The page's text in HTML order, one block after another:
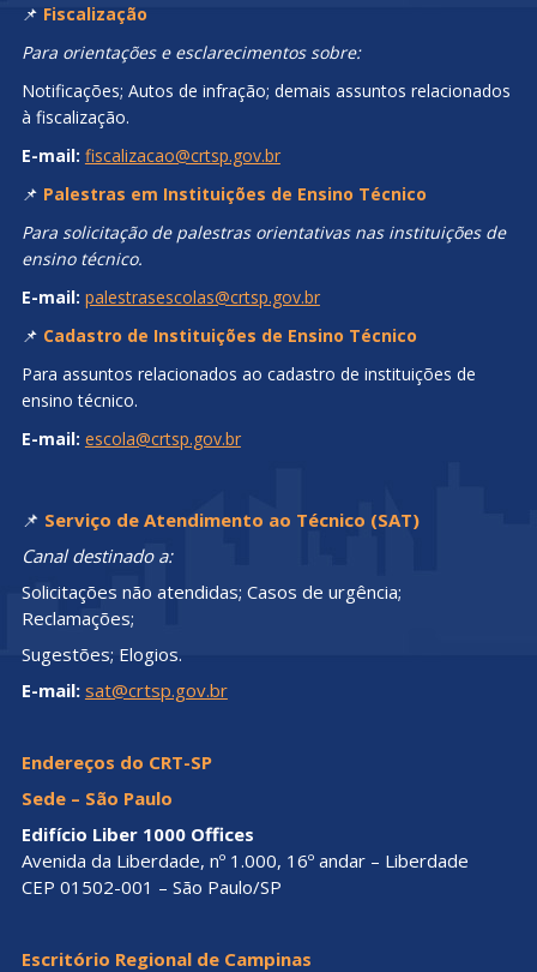
📌 Fiscalização
Para orientações e esclarecimentos sobre:
Notificações; Autos de infração; demais assuntos relacionados
à fiscalização.
E-mail: fiscalizacao@crtsp.gov.br
📌 Palestras em Instituições de Ensino Técnico
Para solicitação de palestras orientativas nas instituições de
ensino técnico.
E-mail: palestrasescolas@crtsp.gov.br
📌 Cadastro de Instituições de Ensino Técnico
Para assuntos relacionados ao cadastro de instituições de
ensino técnico.
E-mail: escola@crtsp.gov.br
📌 Serviço de Atendimento ao Técnico (SAT)
Canal destinado a:
Solicitações não atendidas; Casos de urgência;
Reclamações;
Sugestões; Elogios.
E-mail: sat@crtsp.gov.br
Endereços do CRT-SP
Sede – São Paulo
Edifício Liber 1000 Offices
Avenida da Liberdade, nº 1.000, 16º andar – Liberdade
CEP 01502-001 – São Paulo/SP
Escritório Regional de Campinas